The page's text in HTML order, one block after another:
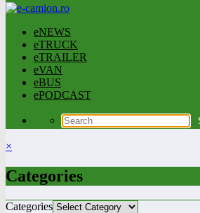
eNEWS
eTRUCK
eTRAILER
eVAN
eBUS
ePODCAST
×
Categories
Categories